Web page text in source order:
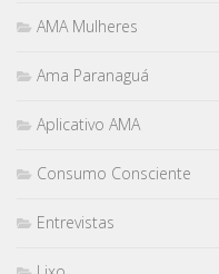
AMA Mulheres
Ama Paranaguá
Aplicativo AMA
Consumo Consciente
Entrevistas